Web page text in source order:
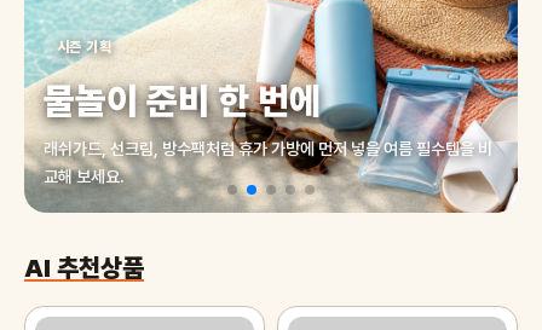
시즌 기획
물놀이 준비 한 번에
래쉬가드, 선크림, 방수팩처럼 휴가 가방에 먼저 넣을 여름 필수템을 비
교해 보세요.
AI 추천상품